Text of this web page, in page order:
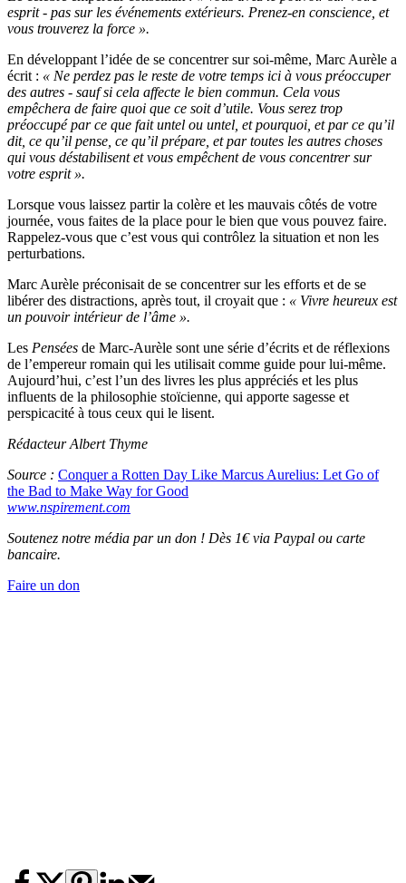
esprit - pas sur les événements extérieurs. Prenez-en conscience, et
vous trouverez la force ».
En développant l’idée de se concentrer sur soi-même, Marc Aurèle a
écrit : « Ne perdez pas le reste de votre temps ici à vous préoccuper
des autres - sauf si cela affecte le bien commun. Cela vous
empêchera de faire quoi que ce soit d’utile. Vous serez trop
préoccupé par ce que fait untel ou untel, et pourquoi, et par ce qu’il
dit, ce qu’il pense, ce qu’il prépare, et par toutes les autres choses
qui vous déstabilisent et vous empêchent de vous concentrer sur
votre esprit ».
Lorsque vous laissez partir la colère et les mauvais côtés de votre
journée, vous faites de la place pour le bien que vous pouvez faire.
Rappelez-vous que c’est vous qui contrôlez la situation et non les
perturbations.
Marc Aurèle préconisait de se concentrer sur les efforts et de se
libérer des distractions, après tout, il croyait que : « Vivre heureux est
un pouvoir intérieur de l’âme ».
Les Pensées de Marc-Aurèle sont une série d’écrits et de réflexions
de l’empereur romain qui les utilisait comme guide pour lui-même.
Aujourd’hui, c’est l’un des livres les plus appréciés et les plus
influents de la philosophie stoïcienne, qui apporte sagesse et
perspicacité à tous ceux qui le lisent.
Rédacteur Albert Thyme
Source : Conquer a Rotten Day Like Marcus Aurelius: Let Go of
the Bad to Make Way for Good
www.nspirement.com
Soutenez notre média par un don ! Dès 1€ via Paypal ou carte
bancaire.
Faire un don